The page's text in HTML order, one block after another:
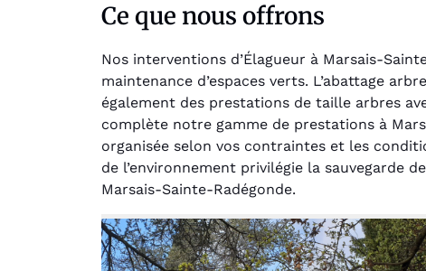
Ce que nous offrons
Nos interventions d’Élagueur à Marsais-
maintenance d’espaces verts. L’abattage
également des prestations de taille arbres
complète notre gamme de prestations à
organisée selon vos contraintes et les
de l’environnement privilégie la sauvegarde
Marsais-Sainte-Radégonde.
Le service
jardin